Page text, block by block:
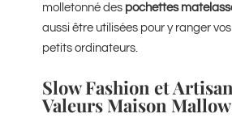
molletonné des pochettes
aussi être utilisées pour y ranger
petits ordinateurs.
Slow Fashion et
Valeurs Maison Mallow